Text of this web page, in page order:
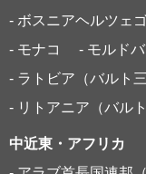
- ボスニアヘルツェ
- モナコ
- モルドバ
- ラトビア（バルト三
- リトアニア（バルト
中近東・アフリカ